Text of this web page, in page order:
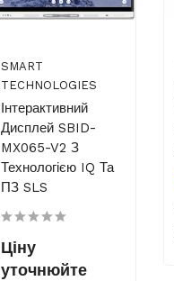
SMART
TECHNOLOGIES
Інтерактивний
Дисплей SBID-
MX065-V2 З
Технологією IQ Та
ПЗ SLS
Ціну
уточнюйте